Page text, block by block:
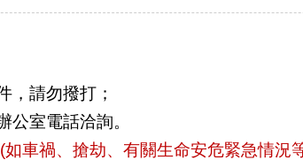
，請勿撥打；
室電話洽詢。
車禍、搶劫、有關生命安危緊急情況